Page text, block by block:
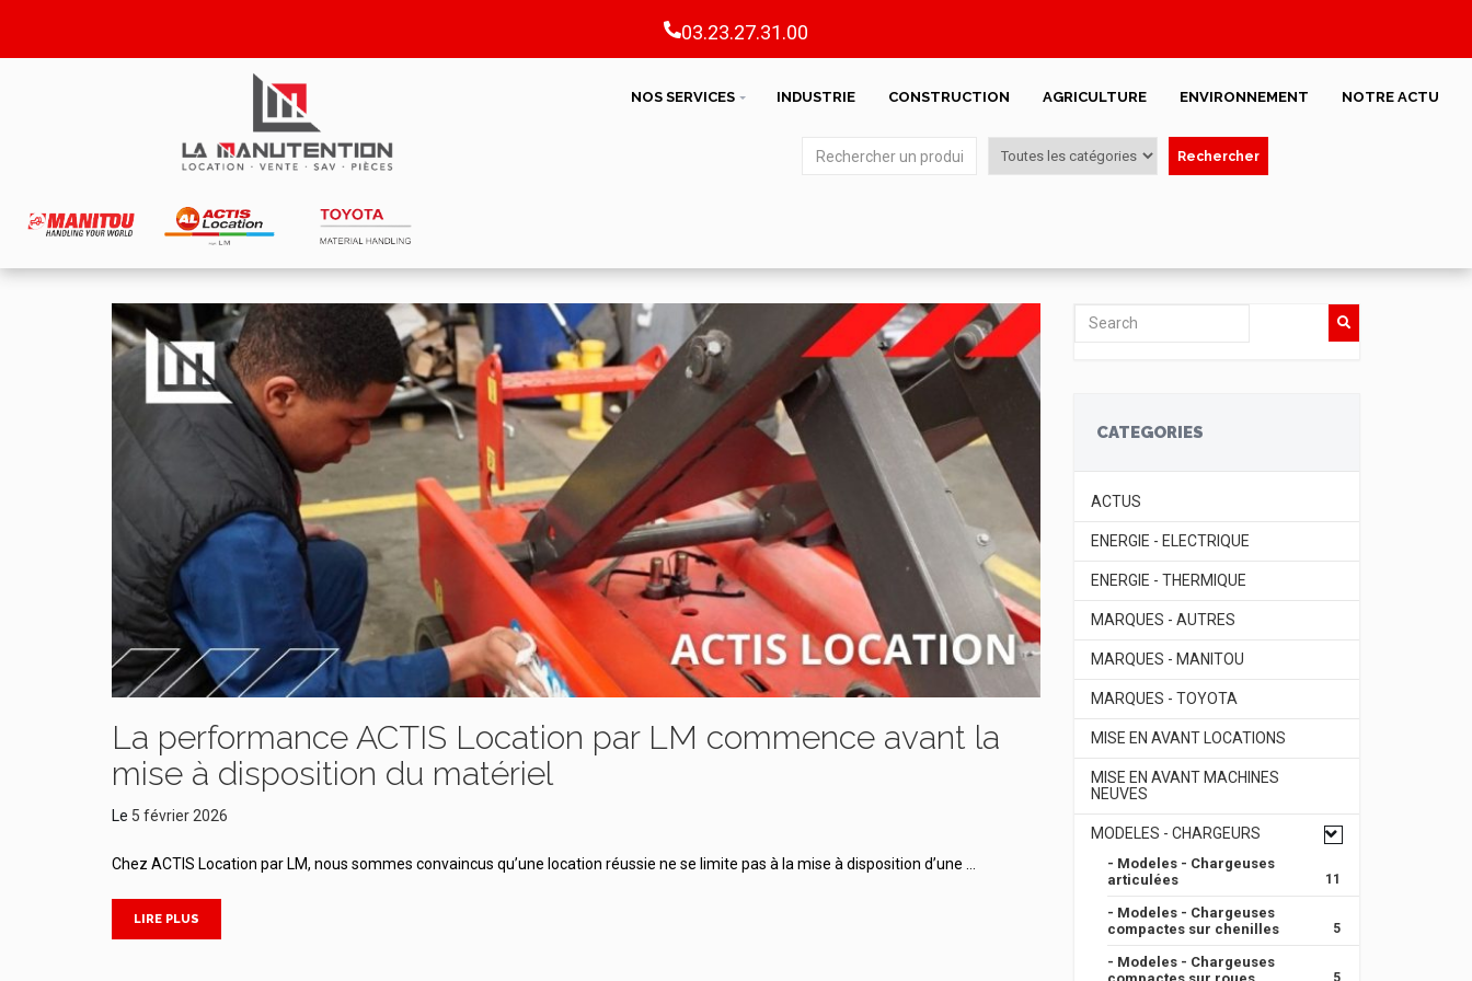
03.23.27.31.00
NOS SERVICES INDUSTRIE CONSTRUCTION AGRICULTURE ENVIRONNEMENT NOTRE ACTU
Rechercher
La performance ACTIS Location par LM commence avant la
mise à disposition du matériel
Le 5 février 2026
Chez ACTIS Location par LM, nous sommes convaincus qu’une location réussie ne se limite pas à la mise à disposition d’une …
LIRE PLUS
CATEGORIES
ACTUS
ENERGIE - ELECTRIQUE
ENERGIE - THERMIQUE
MARQUES - AUTRES
MARQUES - MANITOU
MARQUES - TOYOTA
MISE EN AVANT LOCATIONS
MISE EN AVANT MACHINES
NEUVES
MODELES - CHARGEURS
- Modeles - Chargeuses
articulées
11
- Modeles - Chargeuses
compactes sur chenilles
5
- Modeles - Chargeuses
5